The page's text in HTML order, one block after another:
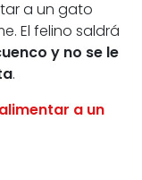
a un gato
El felino saldrá
y no se le
.
a un